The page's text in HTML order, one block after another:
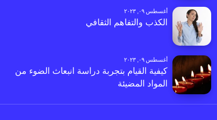
أغسطس ٠٩, ٢٠٢٣
الكذب والتفاهم الثقافي
أغسطس ٠٩, ٢٠٢٣
كيفية القيام بتجربة دراسة انبعاث الضوء من
المواد المضيئة